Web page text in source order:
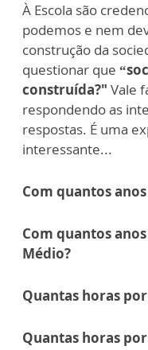
À Escola são
podemos e nem
construção da
questionar que
construída?" Vale
respondendo as
respostas. É uma
interessante...
Com quantos
Com quantos
Médio?
Quantas horas
Quantas horas